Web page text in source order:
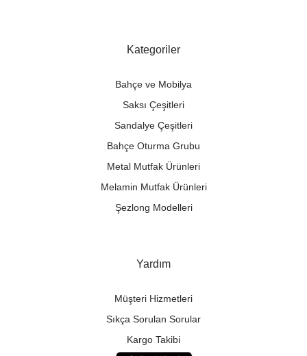
Kategoriler
Bahçe ve Mobilya
Saksı Çeşitleri
Sandalye Çeşitleri
Bahçe Oturma Grubu
Metal Mutfak Ürünleri
Melamin Mutfak Ürünleri
Şezlong Modelleri
Yardım
Müşteri Hizmetleri
Sıkça Sorulan Sorular
Kargo Takibi